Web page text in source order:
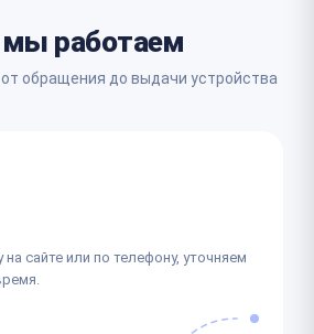
мы работаем
обращения до выдачи устройства
сайте или по телефону, уточняем